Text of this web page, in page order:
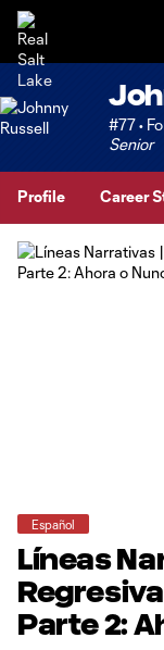
#77 •
Senior
Profile Career
Español
Líneas
Parte 2: